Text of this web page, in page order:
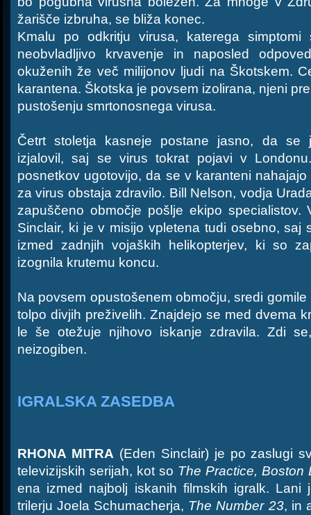
žarišče izbruha, se bliža konec.
Kmalu po odkritju virusa, katerega
neobvladljivo krvavenje in naposled
okuženih že več milijonov ljudi na Škotskem.
karantena. Škotska je povsem izolirana, njeni
pustošenju smrtonosnega virusa.
Četrt stoletja kasneje postane jasno, da se
izjalovil, saj se virus tokrat pojavi v
posnetkov ugotovijo, da se v karanteni
za virus obstaja zdravilo. Bill Nelson, vodja
zapuščeno območje pošlje ekipo specialistov.
Sinclair, ki je v misijo vpletena tudi osebno, saj
izmed zadnjih vojaških helikopterjev, ki so
izognila krutemu koncu.
Na povsem opustošenem območju, sredi
tolpo divjih preživelih. Znajdejo se med dvema
le še otežuje njihovo iskanje zdravila. Zdi
neizogiben.
IGRALSKA ZASEDBA
RHONA MITRA (Eden Sinclair) je po zaslugi
televizijskih serijah, kot so The Practice, Boston
ena izmed najbolj iskanih filmskih igralk. Lani
trilerju Joela Schumacherja, The Number 23, in